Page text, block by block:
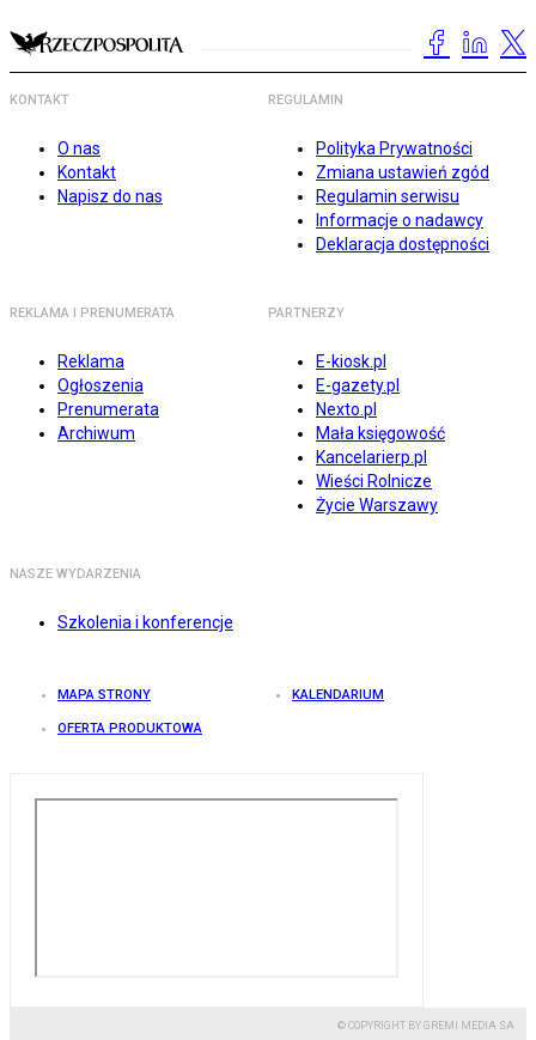
KONTAKT
O nas
Kontakt
Napisz do nas
REGULAMIN
Polityka Prywatności
Zmiana ustawień zgód
Regulamin serwisu
Informacje o nadawcy
Deklaracja dostępności
REKLAMA I PRENUMERATA
Reklama
Ogłoszenia
Prenumerata
Archiwum
PARTNERZY
E-kiosk.pl
E-gazety.pl
Nexto.pl
Mała księgowość
Kancelarierp.pl
Wieści Rolnicze
Życie Warszawy
NASZE WYDARZENIA
Szkolenia i konferencje
MAPA STRONY KALENDARIUM
OFERTA PRODUKTOWA
© COPYRIGHT BY GREMI MEDIA SA